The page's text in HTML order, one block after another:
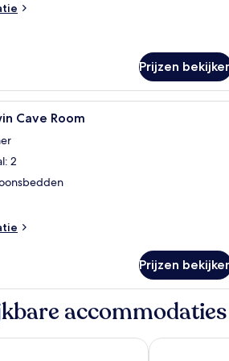
Prijzen
Een knus ingerichte kamer
Cave Room
2
Prijzen
accommodaties
Vita Cave